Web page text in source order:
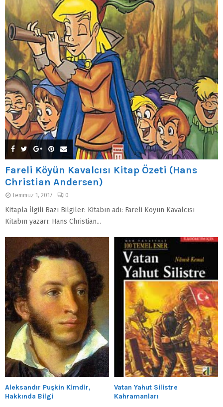
Fareli Köyün Kavalcısı Kitap Özeti (Hans
Christian Andersen)
Temmuz 1, 2017 0
Kitapla İlgili Bazı Bilgiler: Kitabın adı: Fareli Köyün Kavalcısı
Kitabın yazarı: Hans Christian...
Aleksandır Puşkin Kimdir,
Hakkında Bilgi
Vatan Yahut Silistre
Kahramanları